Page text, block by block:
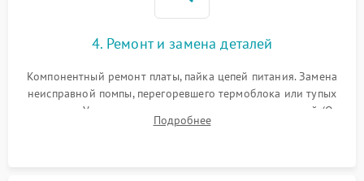
4. Ремонт и замена деталей
Компонентный ремонт платы, пайка цепей питания. Замена
неисправной помпы, перегоревшего термоблока или тупых
жерновов. Установка новых силиконовых уплотнителей (O-
ring) и тефлоновых трубок для надежного устранения
Подробнее